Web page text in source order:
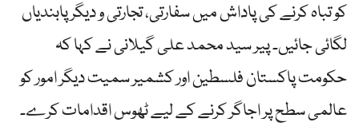
کو تباہ کرنے کی پاداش میں سفارتی، تجارتی و دیگر پابندیاں
لگائی جائیں۔ پیر سید محمد علی گیلانی نے کہا کہ
حکومت پاکستان فلسطین اور کشمیر سمیت دیگر امور کو
عالمی سطح پر اجاگر کرنے کے لیے ٹھوس اقدامات کرے۔